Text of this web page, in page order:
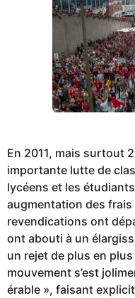
En 2011, mais surtout
importante lutte de
lycéens et les
augmentation des
revendications ont
ont abouti à un
un rejet de plus en
mouvement s’est
érable », faisant